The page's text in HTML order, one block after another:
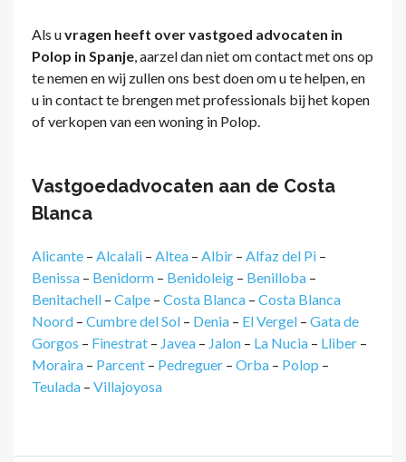
Als uvragen heeft over vastgoed advocaten in
Polop in Spanje, aarzel dan niet om contact met ons op
te nemen en wij zullen ons best doen om u te helpen, en
u in contact te brengen met professionals bij het kopen
of verkopen van een woning in Polop.
Vastgoedadvocaten aan de Costa
Blanca
Alicante – Alcalali – Altea – Albir – Alfaz del Pi –
Benissa – Benidorm – Benidoleig – Benilloba –
Benitachell – Calpe – Costa Blanca – Costa Blanca
Noord – Cumbre del Sol – Denia – El Vergel – Gata de
Gorgos – Finestrat – Javea – Jalon – La Nucia – Lliber –
Moraira – Parcent – Pedreguer – Orba – Polop –
Teulada – Villajoyosa